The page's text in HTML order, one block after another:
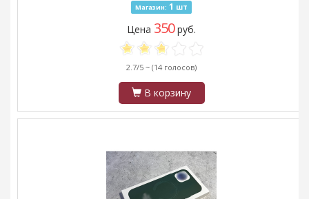
Магазин: 1 шт
Цена 350руб.
2.7/5 ~ (14 голосов)
В корзину